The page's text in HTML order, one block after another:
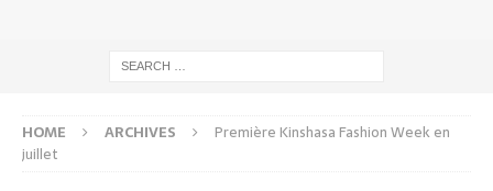
HOME ARCHIVES
Première Kinshasa Fashion Week en
juillet